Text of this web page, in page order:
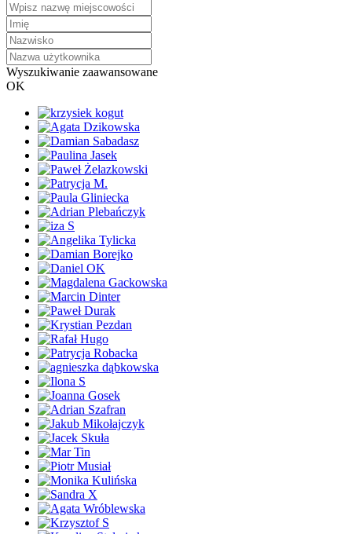
Wyszukiwanie zaawansowane
OK